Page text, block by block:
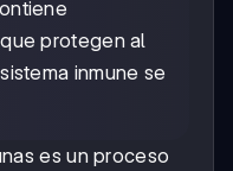
protegen al
inmune se
es un proceso